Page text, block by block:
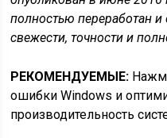
полностью переработан
свежести, точности и
РЕКОМЕНДУЕМЫЕ:
ошибки Windows и
производительность